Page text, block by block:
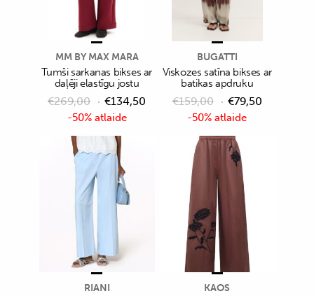
-50% atlaide
MM BY MAX MARA
Tumši sarkanas bikses ar
daļēji elastīgu jostu
€269,00 €134,50
-50% atlaide
BUGATTI
Viskozes satīna bikses ar
batikas apdruku
€159,00 €79,50
RIANI KAOS